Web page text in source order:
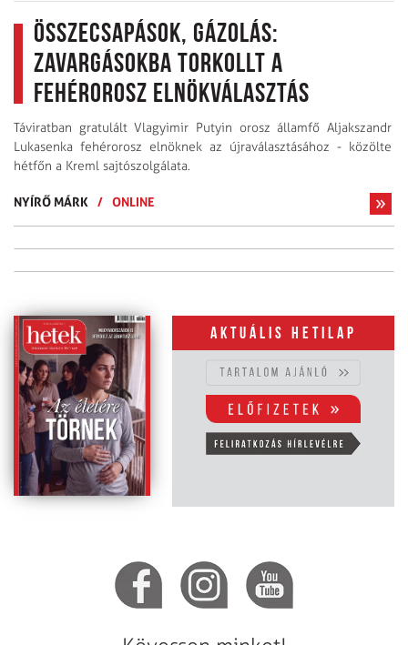
Összecsapások, gázolás:
zavargásokba torkollt a
fehérorosz elnökválasztás
Táviratban gratulált Vlagyimir Putyin orosz államfő Aljakszandr
Lukasenka fehérorosz elnöknek az újraválasztásához - közölte
hétfőn a Kreml sajtószolgálata.
NYÍRŐ MÁRK / ONLINE
Aktuális hetilap